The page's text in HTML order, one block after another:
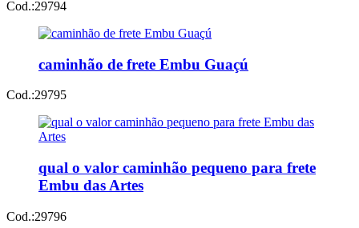
Cod.:29794
caminhão de frete Embu Guaçú
Cod.:29795
qual o valor caminhão pequeno para frete
Embu das Artes
Cod.:29796